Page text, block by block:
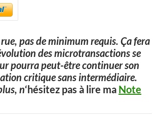
pas de minimum requis. Ça fera
des microtransactions se
pourra peut-être continuer son
critique sans intermédiaire.
n‘hésitez pas à lire ma Note